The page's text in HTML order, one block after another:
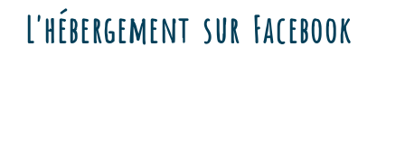
L'hébergement sur Facebook